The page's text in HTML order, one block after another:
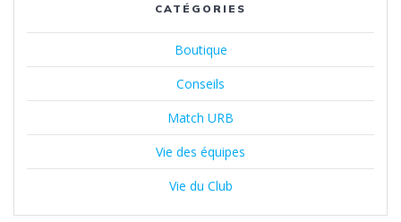
CATÉGORIES
Boutique
Conseils
Match URB
Vie des équipes
Vie du Club